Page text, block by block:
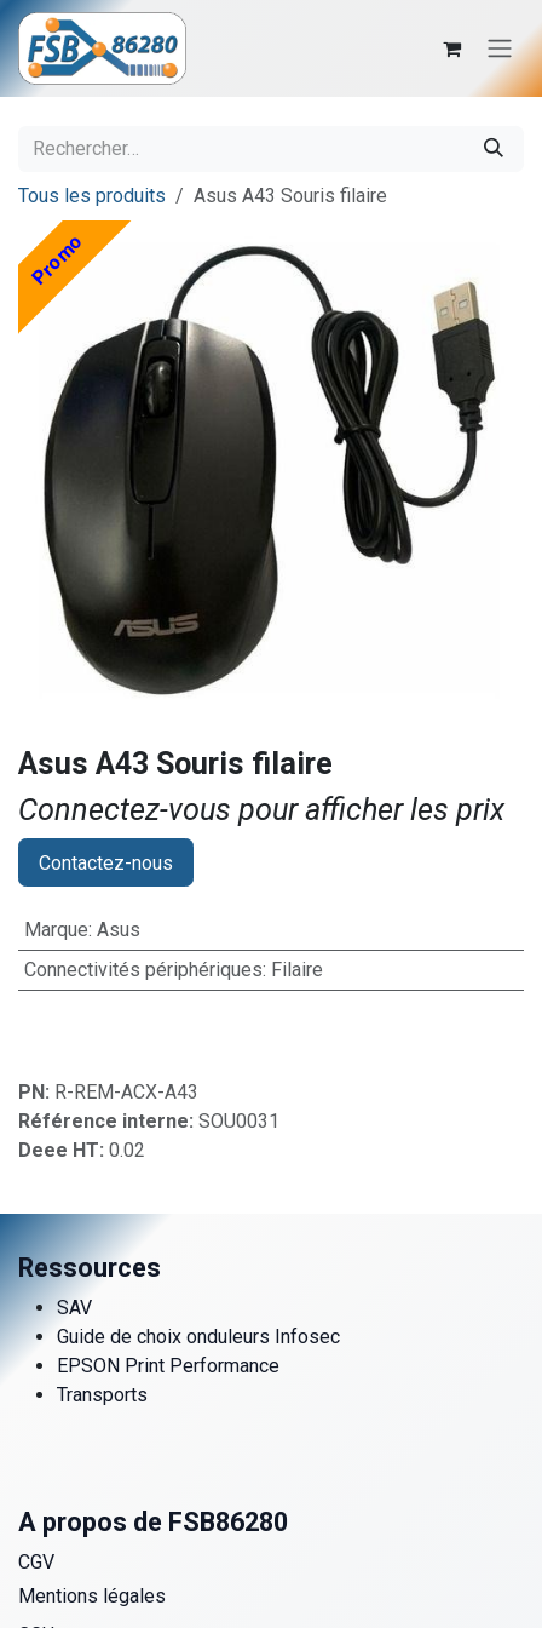
Se rendre au contenu
Tous les produits Asus A43 Souris filaire
Promo
Asus A43 Souris filaire
Connectez-vous pour afficher les prix​
Contactez-nous
Marque: Asus
Connectivités périphériques: Filaire
PN: R-REM-ACX-A43
Référence interne: SOU0031
Deee HT: 0.02
Ressources
SAV
Guide de choix onduleurs Infosec
EPSON Print Performance
Transports
A propos de FSB86280
CGV
Mentions légales